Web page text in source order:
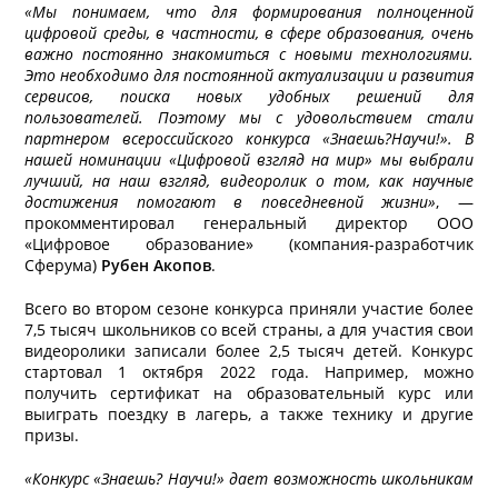
«Мы понимаем, что для формирования полноценной
цифровой среды, в частности, в сфере образования, очень
важно постоянно знакомиться с новыми технологиями.
Это необходимо для постоянной актуализации и развития
сервисов, поиска новых удобных решений для
пользователей. Поэтому мы с удовольствием стали
партнером всероссийского конкурса «Знаешь?Научи!». В
нашей номинации «Цифровой взгляд на мир» мы выбрали
лучший, на наш взгляд, видеоролик о том, как научные
достижения помогают в повседневной жизни», —
прокомментировал генеральный директор ООО
«Цифровое образование» (компания-разработчик
Сферума) Рубен Акопов.
Всего во втором сезоне конкурса приняли участие более
7,5 тысяч школьников со всей страны, а для участия свои
видеоролики записали более 2,5 тысяч детей. Конкурс
стартовал 1 октября 2022 года. Например, можно
получить сертификат на образовательный курс или
выиграть поездку в лагерь, а также технику и другие
призы.
«Конкурс «Знаешь? Научи!» дает возможность школьникам